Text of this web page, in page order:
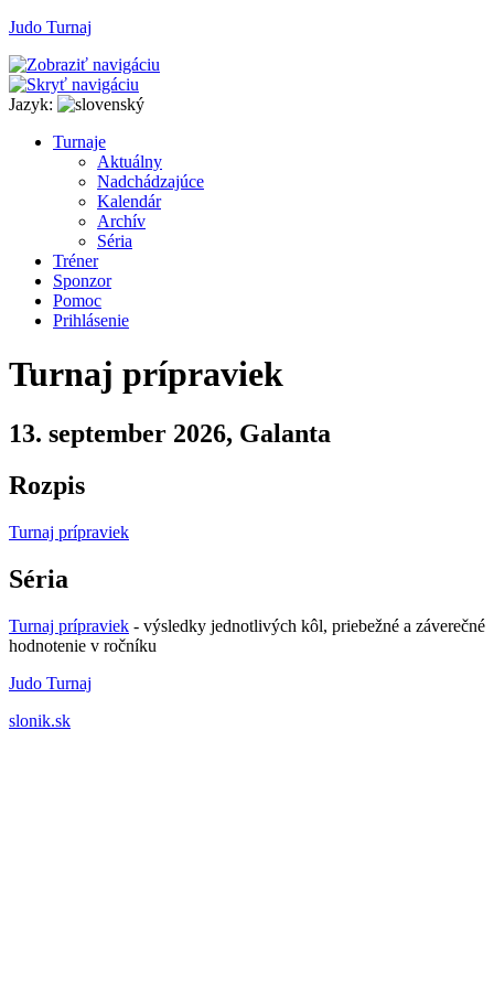
Judo Turnaj
Jazyk:
Turnaje
Aktuálny
Nadchádzajúce
Kalendár
Archív
Séria
Tréner
Sponzor
Pomoc
Prihlásenie
Turnaj prípraviek
13. september 2026, Galanta
Rozpis
Turnaj prípraviek
Séria
Turnaj prípraviek - výsledky jednotlivých kôl, priebežné a záverečné
hodnotenie v ročníku
Judo Turnaj
slonik.sk